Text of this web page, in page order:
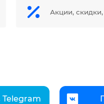
Акции,
Telegram